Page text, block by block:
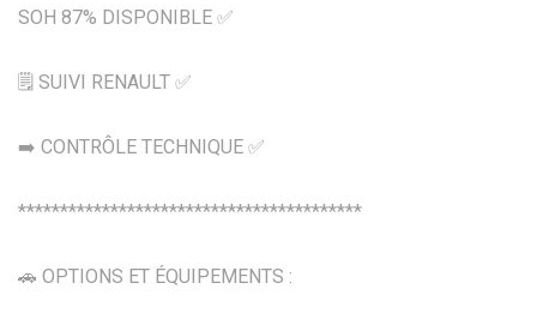
SOH 87% DISPONIBLE ✅
🗒️ SUIVI RENAULT ✅
➡️ CONTRÔLE TECHNIQUE ✅
*****************************************
🚗 OPTIONS ET ÉQUIPEMENTS :